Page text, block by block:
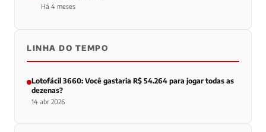
Há 4 meses
LINHA DO TEMPO
Lotofácil 3660: Você gastaria R$ 54.264 para jogar todas as
dezenas?
14 abr 2026